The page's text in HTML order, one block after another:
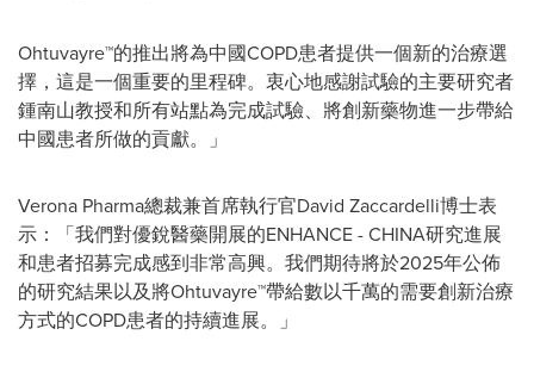
Ohtuvayre™的推出將為中國COPD患者提供一個新的治療選
擇，這是一個重要的里程碑。衷心地感謝試驗的主要研究者
鍾南山教授和所有站點為完成試驗、將創新藥物進一步帶給
中國患者所做的貢獻。」
Verona Pharma總裁兼首席執行官David Zaccardelli博士表
示：「我們對優銳醫藥開展的ENHANCE - CHINA研究進展
和患者招募完成感到非常高興。我們期待將於2025年公佈
的研究結果以及將Ohtuvayre™帶給數以千萬的需要創新治療
方式的COPD患者的持續進展。」